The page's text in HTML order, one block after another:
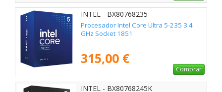
INTEL - BX80768235
Procesador Intel Core Ultra 5-235 3.4
GHz Socket 1851
315,00 €
Comprar
INTEL - BX80768245K